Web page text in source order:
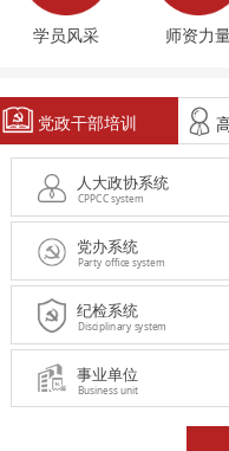
学员风采 师资力
党政干部培训
人大政协系统
CPPCC system
党办系统
Party office system
纪检系统
Disciplinary system
事业单位
Business unit